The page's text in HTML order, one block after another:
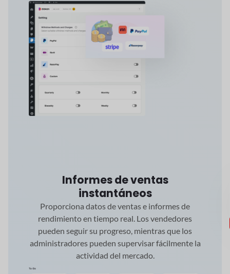
Informes de ventas
instantáneos
Proporciona datos de ventas e informes de
rendimiento en tiempo real. Los vendedores
pueden seguir su progreso, mientras que los
administradores pueden supervisar fácilmente la
actividad del mercado.